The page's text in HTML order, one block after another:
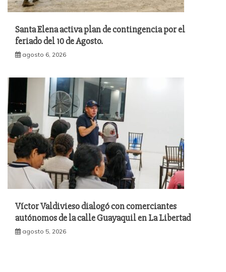
Santa Elena activa plan de contingencia por el
feriado del 10 de Agosto.
agosto 6, 2026
Víctor Valdivieso dialogó con comerciantes
autónomos de la calle Guayaquil en La Libertad
agosto 5, 2026